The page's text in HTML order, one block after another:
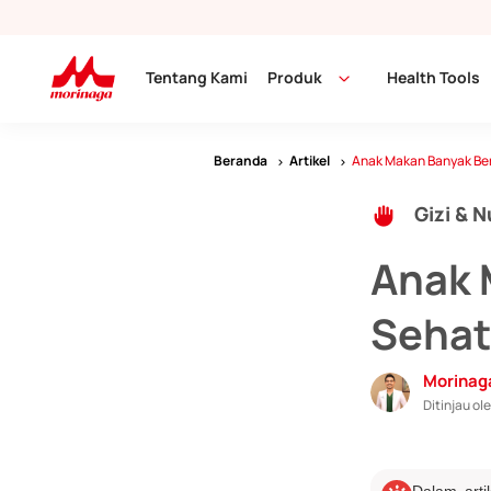
Tentang Kami Produk Health Tools
Beranda Artikel Anak Makan Banyak
Gizi &
Anak
Ditinjau